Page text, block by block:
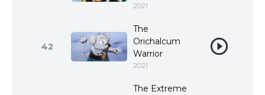
2021
42
The
Orichalcum
Warrior
2021
The Extreme